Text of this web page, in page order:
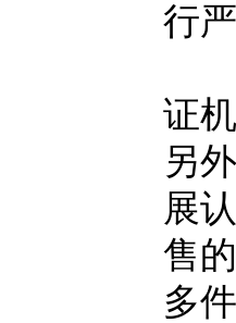
行
刘
证
另
展
售
多